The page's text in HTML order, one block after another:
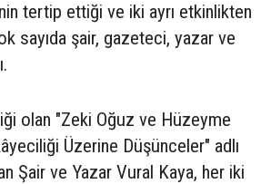
tertip ettiği ve iki ayrı etkinlikten
sayıda şair, gazeteci, yazar ve
olan "Zeki Oğuz ve Hüzeyme
Üzerine Düşünceler" adlı
Şair ve Yazar Vural Kaya, her iki